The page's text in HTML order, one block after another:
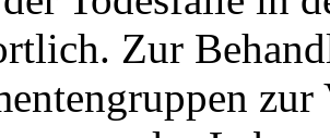
Zur